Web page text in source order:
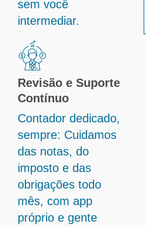
sem você
intermediar.
Revisão e Suporte
Contínuo
Contador dedicado,
sempre: Cuidamos
das notas, do
imposto e das
obrigações todo
mês, com app
próprio e gente